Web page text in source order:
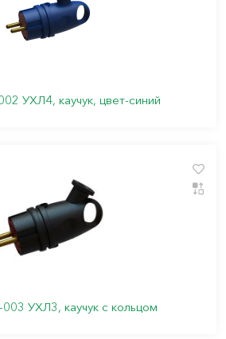
УХЛ4, каучук, цвет-синий
УХЛ3, каучук с кольцом